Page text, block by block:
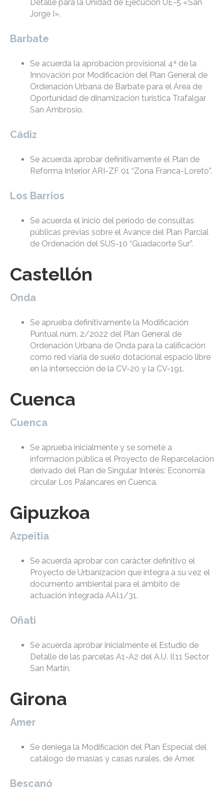
Detalle para la Unidad de Ejecución UE-5 «San
Jorge I».
Barbate
Se acuerda la aprobación provisional 4ª de la
Innovación por Modificación del Plan General de
Ordenación Urbana de Barbate para el Área de
Oportunidad de dinamización turística Trafalgar
San Ambrosio.
Cádiz
Se acuerda aprobar definitivamente el Plan de
Reforma Interior ARI-ZF 01 “Zona Franca-Loreto”.
Los Barrios
Se acuerda el inicio del periodo de consultas
públicas previas sobre el Avance del Plan Parcial
de Ordenación del SUS-10 “Guadacorte Sur”.
Castellón
Onda
Se aprueba definitivamente la Modificación
Puntual núm. 2/2022 del Plan General de
Ordenación Urbana de Onda para la calificación
como red viaria de suelo dotacional espacio libre
en la intersección de la CV-20 y la CV-191.
Cuenca
Cuenca
Se aprueba inicialmente y se somete a
información pública el Proyecto de Reparcelación
derivado del Plan de Singular Interés: Economía
circular Los Palancares en Cuenca.
Gipuzkoa
Azpeitia
Se acuerda aprobar con carácter definitivo el
Proyecto de Urbanización que integra a su vez el
documento ambiental para el ámbito de
actuación integrada AAI.1/31.
Oñati
Se acuerda aprobar inicialmente el Estudio de
Detalle de las parcelas A1-A2 del A.U. II.11 Sector
San Martín.
Girona
Amer
Se deniega la Modificación del Plan Especial del
catálogo de masías y casas rurales, de Amer.
Bescanó